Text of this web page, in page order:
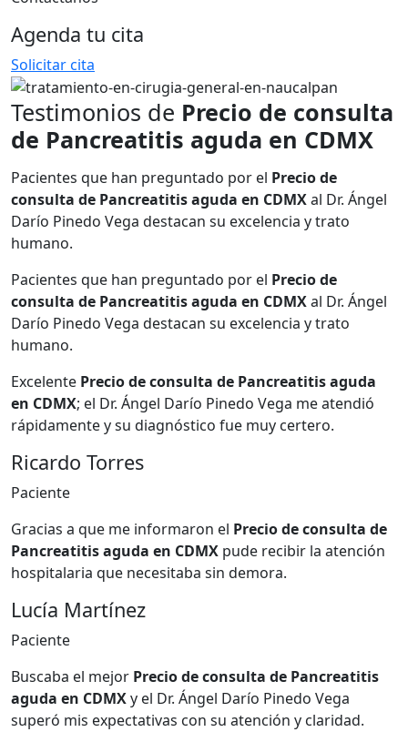
Agenda tu cita
Solicitar cita
Testimonios de Precio de consulta
de Pancreatitis aguda en CDMX
Pacientes que han preguntado por el Precio de
consulta de Pancreatitis aguda en CDMXal Dr. Ángel
Darío Pinedo Vega destacan su excelencia y trato
humano.
Pacientes que han preguntado por el Precio de
consulta de Pancreatitis aguda en CDMXal Dr. Ángel
Darío Pinedo Vega destacan su excelencia y trato
humano.
Excelente Precio de consulta de Pancreatitis aguda
en CDMX; el Dr. Ángel Darío Pinedo Vega me atendió
rápidamente y su diagnóstico fue muy certero.
Ricardo Torres
Paciente
Gracias a que me informaron el Precio de consulta de
Pancreatitis aguda en CDMX pude recibir la atención
hospitalaria que necesitaba sin demora.
Lucía Martínez
Paciente
Buscaba el mejor Precio de consulta de Pancreatitis
aguda en CDMXy el Dr. Ángel Darío Pinedo Vega
superó mis expectativas con su atención y claridad.